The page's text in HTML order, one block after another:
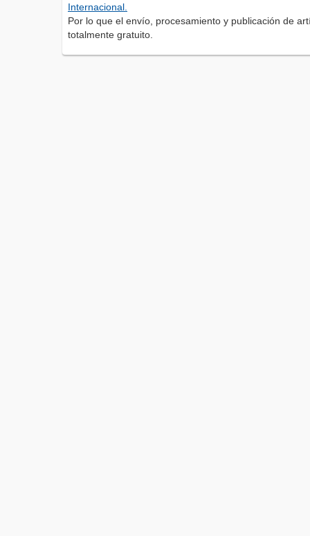
Internacional.
Por lo que el envío, procesamiento y publicación de
totalmente gratuito.